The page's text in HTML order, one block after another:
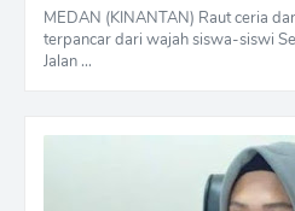
MEDAN (KINANTAN) Raut ceria
terpancar dari wajah siswa-siswi
Jalan …